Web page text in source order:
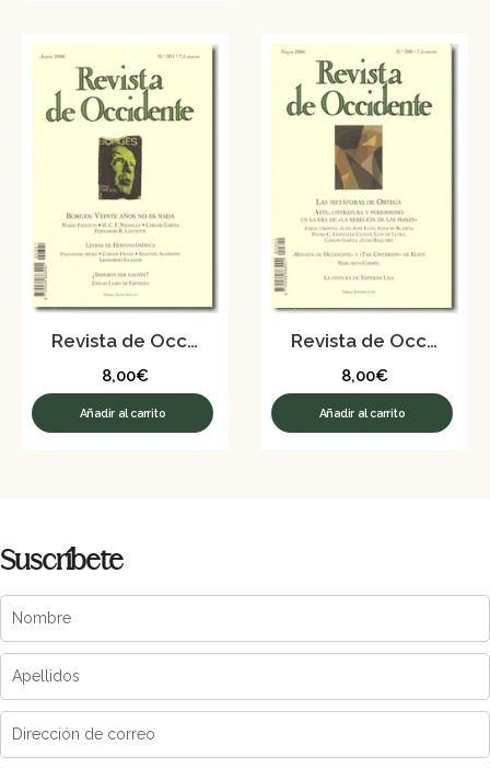
Revista de Occidente nº 301 – Junio 2006
8,00€
Añadir al carrito
Revista de Occidente nº 300 – Mayo 2006
8,00€
Añadir al carrito
Suscríbete